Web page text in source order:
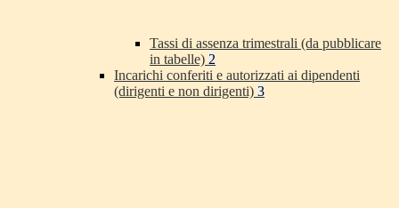
Tassi di assenza trimestrali (da pubblicare
in tabelle) 2
Incarichi conferiti e autorizzati ai dipendenti
(dirigenti e non dirigenti) 3